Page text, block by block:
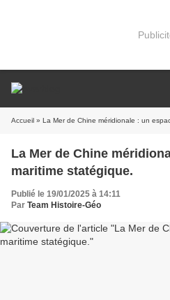
Accueil » La Mer de Chine méridionale : un
La Mer de Chine
maritime statégique.
Publié le 19/01/2025 à 14:11
Par Team Histoire-Géo